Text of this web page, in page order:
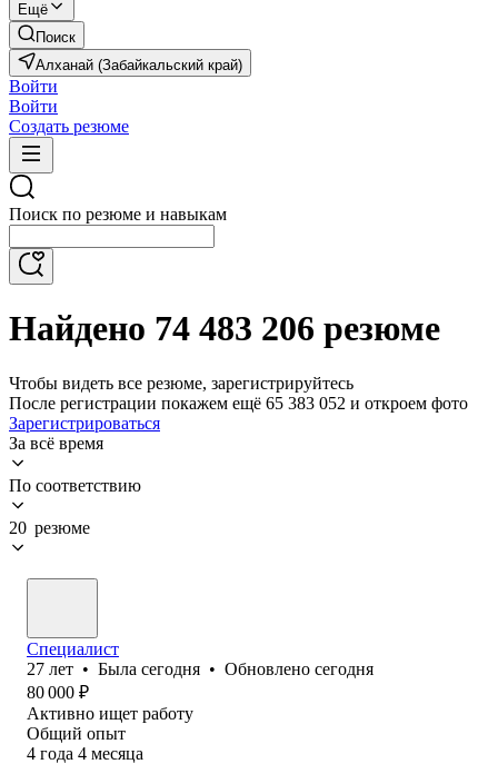
Ещё
Поиск
Алханай (Забайкальский край)
Войти
Войти
Создать резюме
Поиск по резюме и навыкам
Найдено 74 483 206 резюме
Чтобы видеть все резюме, зарегистрируйтесь
После регистрации покажем ещё 65 383 052 и откроем фото
Зарегистрироваться
За всё время
По соответствию
20 резюме
Специалист
27 лет • Была сегодня • Обновлено сегодня
80 000 ₽
Активно ищет работу
Общий опыт
4 года 4 месяца